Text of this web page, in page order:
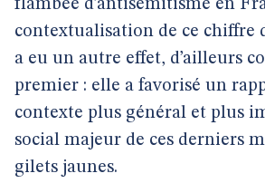
flambée d’antisémitisme en
contextualisation de ce chiffre
a eu un autre effet, d’ailleurs
premier : elle a favorisé un
contexte plus général et plus
social majeur de ces derniers
gilets jaunes.